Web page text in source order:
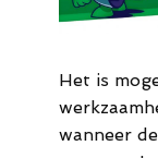
Het is
wanneer